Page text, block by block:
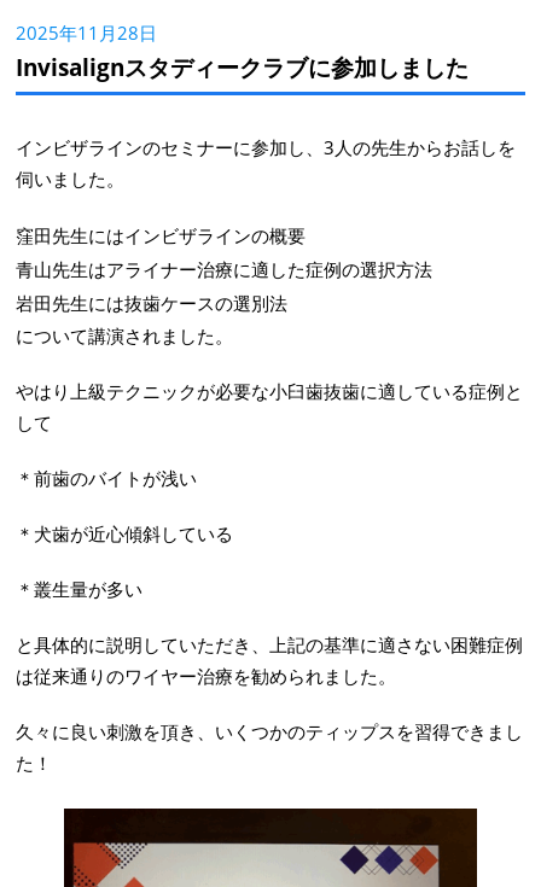
2025年11月28日
Invisalignスタディークラブに参加しました
インビザラインのセミナーに参加し、3人の先生からお話しを
伺いました。
窪田先生にはインビザラインの概要
青山先生はアライナー治療に適した症例の選択方法
岩田先生には抜歯ケースの選別法
について講演されました。
やはり上級テクニックが必要な小臼歯抜歯に適している症例と
して
＊前歯のバイトが浅い
＊犬歯が近心傾斜している
＊叢生量が多い
と具体的に説明していただき、上記の基準に適さない困難症例
は従来通りのワイヤー治療を勧められました。
久々に良い刺激を頂き、いくつかのティップスを習得できまし
た！